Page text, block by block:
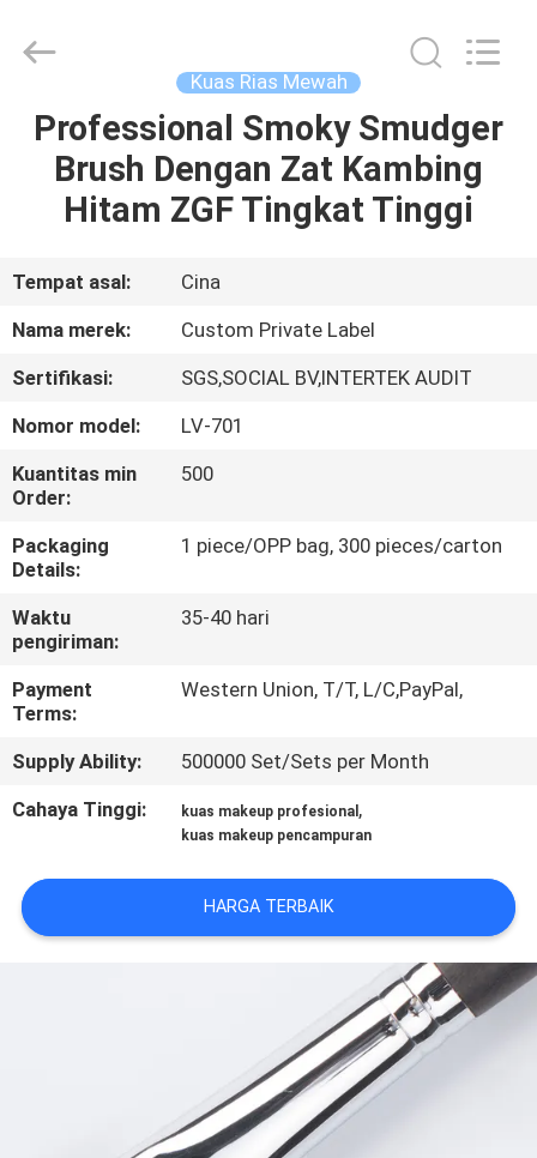
RUMAH
PRODUK
TENTANG
KAMI
TUR
PABRIK
KONTROL
KUALITAS
SITEMAP
PRIVACY
POLICY
Reserved.
Kuas Rias Mewah
Professional Smoky Smudger
Brush Dengan Zat Kambing
Hitam ZGF Tingkat Tinggi
Tempat asal:
Cina
Nama merek:
Custom Private Label
Sertifikasi:
SGS,SOCIAL BV,INTERTEK AUDIT
Nomor model:
LV-701
Kuantitas min
Order:
500
Packaging
Details:
1 piece/OPP bag, 300 pieces/carton
Waktu
pengiriman:
35-40 hari
Payment
Terms:
Western Union, T/T, L/C,PayPal,
Supply Ability:
500000 Set/Sets per Month
Cahaya Tinggi:
kuas makeup profesional ,
kuas makeup pencampuran
HARGA TERBAIK